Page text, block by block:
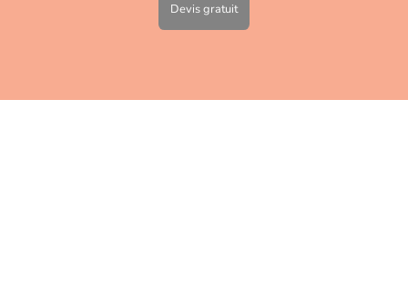
Devis gratuit